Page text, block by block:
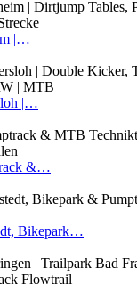
|…
|…
&…
Bikepark…